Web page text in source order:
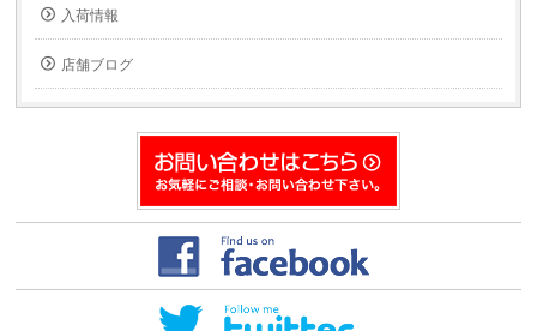
(新
し
い
ィ
ド
ウ
ウ
で
開
ま
す)
入荷情報
店舗ブログ